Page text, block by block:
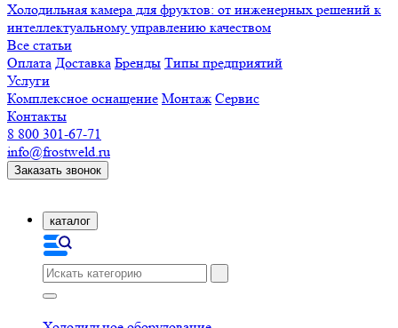
Холодильная камера для фруктов: от инженерных решений к
интеллектуальному управлению качеством
Все статьи
Оплата Доставка Бренды Типы предприятий
Услуги
Комплексное оснащение Монтаж Сервис
Контакты
8 800 301-67-71
info@frostweld.ru
Заказать звонок
каталог